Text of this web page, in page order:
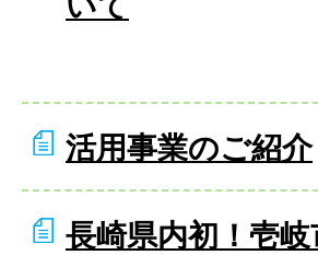
活用事業のご紹介
長崎県内初！壱